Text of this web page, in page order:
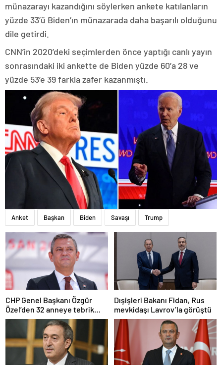
münazarayı kazandığını söylerken ankete katılanların
yüzde 33’ü Biden’ın münazarada daha başarılı olduğunu
dile getirdi.
CNN’in 2020’deki seçimlerden önce yaptığı canlı yayın
sonrasındaki iki ankette de Biden yüzde 60’a 28 ve
yüzde 53’e 39 farkla zafer kazanmıştı.
Anket Başkan Biden Savaşı Trump
CHP Genel Başkanı Özgür
Özel’den 32 anneye tebrik
telefonu
Dışişleri Bakanı Fidan, Rus
mevkidaşı Lavrov’la görüştü